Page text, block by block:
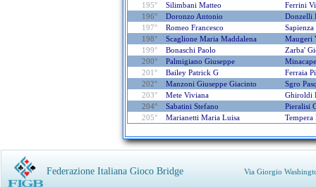
195°
Silimbani Matteo
Ferrini
196°
Doronzo Antonio
Donzelli
197°
Romeo Francesco
198°
Scaglione Maria Maddalena
Maugeri
199°
Bonaschi Paolo
Zarba'
200°
Palmigiano Giuseppe
201°
Bailey Patrick G
Ferraia
202°
Manzoni Giuseppe Giacinto
Sgro
203°
Mete Viviana
Ghiroldi
204°
Sabatini Stefano
Pieralisi
205°
Marianetti Maria Luisa Tempera
Federazione Italiana Gioco Bridge Via Giorgio